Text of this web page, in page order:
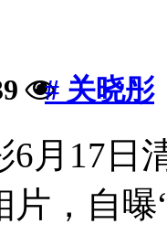
# 关晓彤
6月17日
片，自